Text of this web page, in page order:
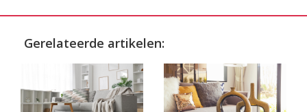
Gerelateerde artikelen: